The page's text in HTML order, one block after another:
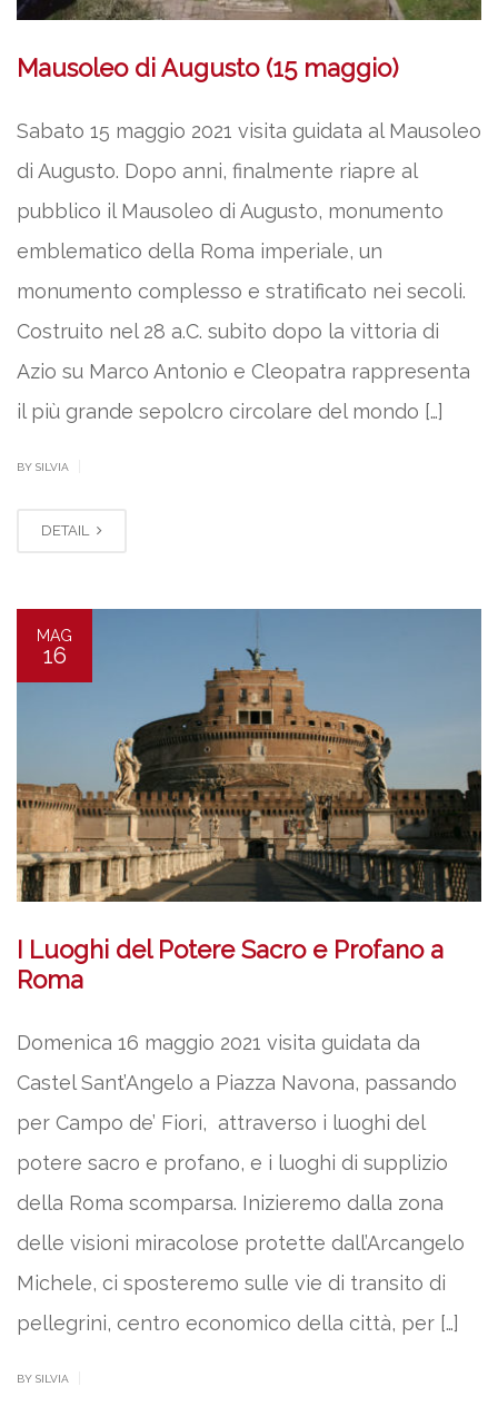
Mausoleo di Augusto (15 maggio)
Sabato 15 maggio 2021 visita guidata al Mausoleo
di Augusto. Dopo anni, finalmente riapre al
pubblico il Mausoleo di Augusto, monumento
emblematico della Roma imperiale, un
monumento complesso e stratificato nei secoli.
Costruito nel 28 a.C. subito dopo la vittoria di
Azio su Marco Antonio e Cleopatra rappresenta
il più grande sepolcro circolare del mondo […]
BY SILVIA
DETAIL
MAG
16
I Luoghi del Potere Sacro e Profano a
Roma
Domenica 16 maggio 2021 visita guidata da
Castel Sant’Angelo a Piazza Navona, passando
per Campo de’ Fiori, attraverso i luoghi del
potere sacro e profano, e i luoghi di supplizio
della Roma scomparsa. Inizieremo dalla zona
delle visioni miracolose protette dall’Arcangelo
Michele, ci sposteremo sulle vie di transito di
pellegrini, centro economico della città, per […]
BY SILVIA